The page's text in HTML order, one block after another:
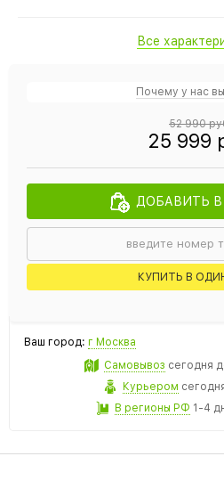
Все
Почему у нас
52 990
25 999
ДОБАВИТЬ
КУПИТЬ В
Ваш город: г Москва
Самовывоз сегодня
Курьером
В регионы РФ 1-4